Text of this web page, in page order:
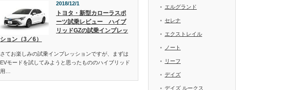
2018/12/1
トヨタ・新型カローラスポ
ーツ試乗レビュー ハイブ
リッドGZの試乗インプレッ
ション（3／6）
さてお楽しみの試乗インプレッションですが、まずは
EVモードを試してみようと思ったもののハイブリッド
用…
エルグランド
セレナ
エクストレイル
ノート
リーフ
デイズ
デイズ ルークス